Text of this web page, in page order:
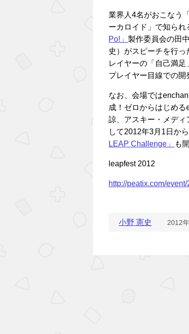
業界人4名がおこなう
ーカロイド」で知られ
Po!」 製作委員会の田
史）がスピーチを行
レイヤーの「自己満足
プレイヤー目線での開
なお、会場では
成！ゼロからはじめ
諒、アスキー・メディ
して2012年3月1日か
LEAP Challenge」
も
leapfest 2012
http://peatix.com/
小野 憲史 2012